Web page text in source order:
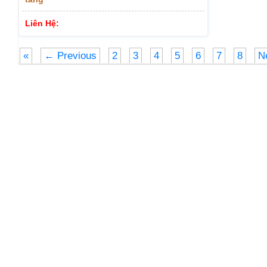
Liên Hệ:
« ← Previous 2 3 4 5 6 7 8